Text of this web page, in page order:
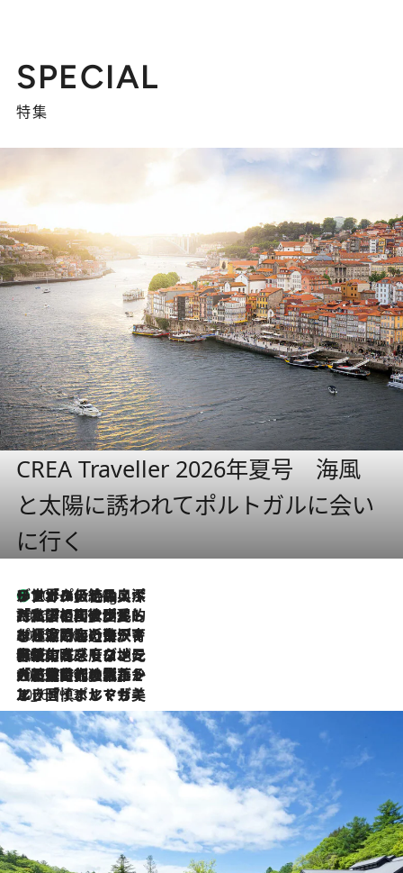
SPECIAL
特集
CREA Traveller 2026年夏号 海風
と太陽に誘われてポルトガルに会い
に行く
10 Hours Ago
リスボンの絶品スイーツ「パステル・デ・ナタ」とは？ポルトガル伝統の奥深い世界へ
2026.7.27
「私の祖国はポルトガル語です」国民的詩人フェルナンド・ペソアと、彼が愛した文学の街を歩く
2026.7.26
ポルトガル近海が育む極上の海の幸。キリリと冷えた白ワインと愉しむ、シーフード専門店の贅沢
2026.7.22
伝統の味をモダンに昇華。高感度な地元客が集う、リスボンの最旬ガストロノミー
2026.7.21
大航海時代の栄華から、震災、独裁、そして革命へ。ポルトガル・首都リスボンの石畳に刻まれた「歴史の光と影」
2026.7.13
エッセイ・ヤマザキマリ「慎ましくも美しき国 ポルトガル」